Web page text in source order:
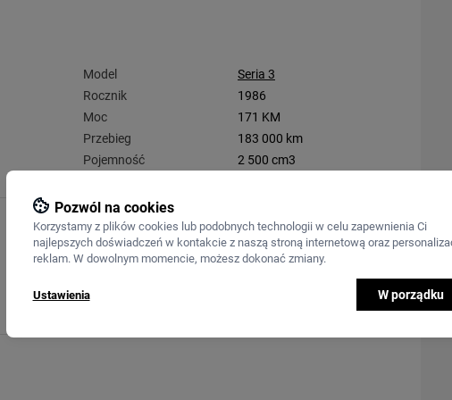
Model
Seria 3
Rocznik
1986
Moc
171 KM
Przebieg
183 000 km
Pojemność 2 500 cm3
Pozwól na cookies
Korzystamy z plików cookies lub podobnych technologii w celu zapewnienia Ci
najlepszych doświadczeń w kontakcie z naszą stroną internetową oraz
reklam. W dowolnym momencie, możesz dokonać zmiany.
Ustawienia W porządku